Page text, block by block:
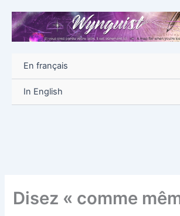
contenu
En français
In English
Disez « comme